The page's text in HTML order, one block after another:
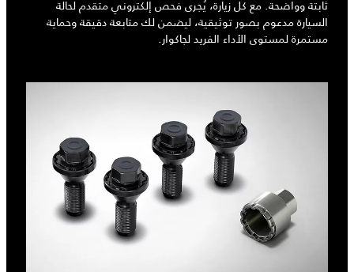
ثابتة وواضحة. مع كل زيارة، يُجرى فحص إلكتروني متقدم لحالة
السيارة مدعوم بصور توثيقية، ليضمن لك متابعة دقيقة وحماية
مستمرة لمستوى الأداء الفريد لجاكوار.